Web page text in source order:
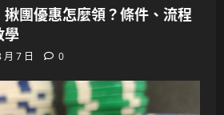
團優惠怎麼領？條件、流程
學
月 7 日 0